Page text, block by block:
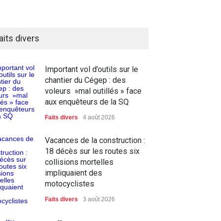
divers
Important vol d’outils sur le
chantier du Cégep : des
voleurs »mal outillés » face
aux enquêteurs de la SQ
Faits divers 4 août 2026
Vacances de la construction :
18 décès sur les routes six
collisions mortelles
impliquaient des
motocyclistes
Faits divers 3 août 2026